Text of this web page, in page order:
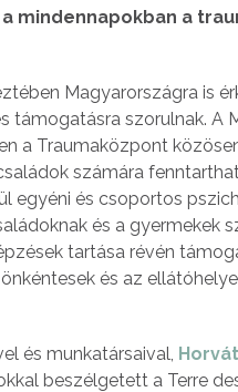
mindennapokban a
Magyarországra is
támogatásra szorulnak. A
a Traumaközpont
számára
egyéni és csoportos
és a gyermekek
tartása révén
és az
és munkatársaival,
beszélgetett a Terre